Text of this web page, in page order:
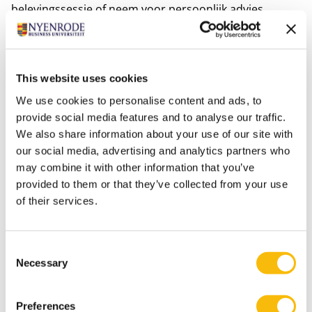
This website uses cookies
We use cookies to personalise content and ads, to
provide social media features and to analyse our traffic.
We also share information about your use of our site with
our social media, advertising and analytics partners who
may combine it with other information that you’ve
provided to them or that they’ve collected from your use
of their services.
Selection
Necessary
Preferences
belevingssessie of neem voor persoonlijk advies
contact op met onze programma-adviseurs via
telefoonnummer +31 346 291 001 of mail
Aanmelden
De MBA Thesis mag je doen:
als je de andere modules afgerond hebt
met tenminste 5 jaar werkervaring als (algemeen)
manager of in een invloedrijke/ strategische positie